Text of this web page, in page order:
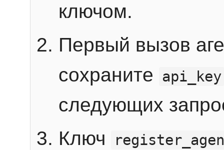
ключом.
Первый вызов
сохраните
api_key
следующих
Ключ